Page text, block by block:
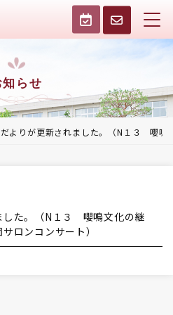
知らせ
よりが更新されました。（N１３ 嚶
した。（N１３ 嚶鳴文化の継
ロンコンサート）